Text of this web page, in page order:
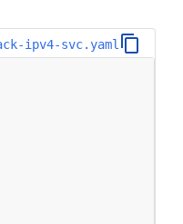
ipv4-svc.yaml